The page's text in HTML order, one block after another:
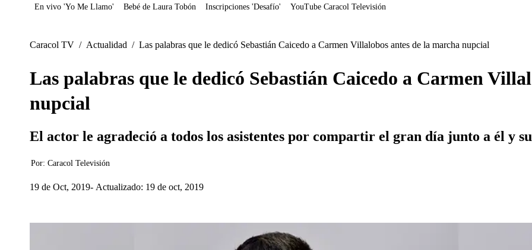
Juegos
En vivo 'Yo Me Llamo' Bebé de Laura Tobón Inscripciones 'Desafío' YouTube Caracol Televisión
Caracol TV / Actualidad / Las palabras que le dedicó Sebastián Caicedo a Carmen Villalobos antes de la marcha nupcial
Las palabras que le dedicó Sebastián Caicedo a Carmen
nupcial
El actor le agradeció a todos los asistentes por compartir el gran día junto a él y
Por: Caracol Televisión
19 de Oct, 2019 Actualizado: 19 de oct, 2019